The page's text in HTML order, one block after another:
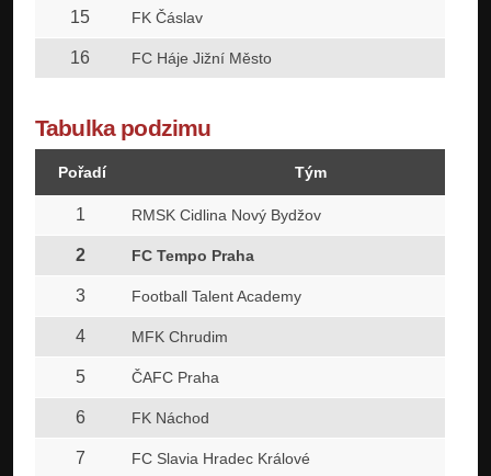
15 FK Čáslav
16 FC Háje Jižní Město
Tabulka podzimu
Pořadí Tým
1 RMSK Cidlina Nový Bydžov
2 FC Tempo Praha
3 Football Talent Academy
4 MFK Chrudim
5 ČAFC Praha
6 FK Náchod
7 FC Slavia Hradec Králové